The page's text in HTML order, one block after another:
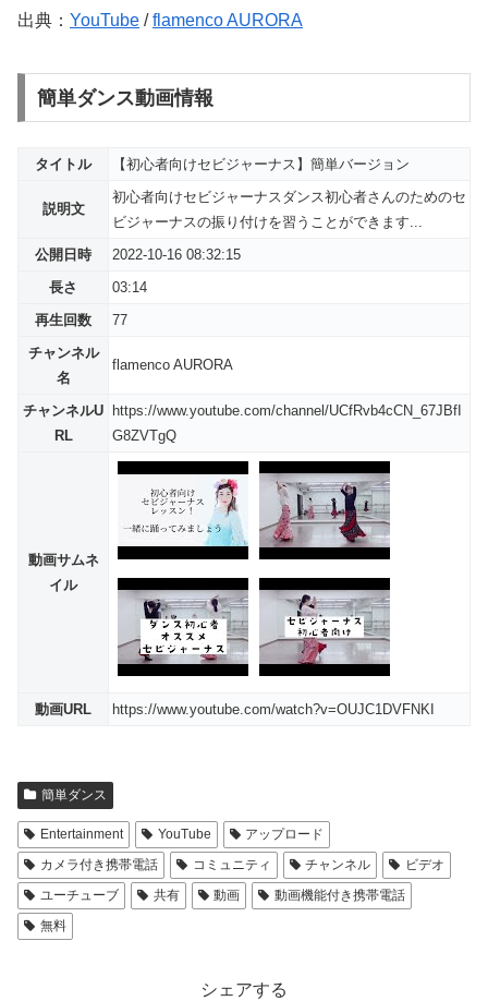
出典： YouTube /flamenco AURORA
簡単ダンス動画情報
タイトル 【初心者向けセビジャーナス】簡単バージョン
説明文
初心者向けセビジャーナスダンス初心者さんのためのセ
ビジャーナスの振り付けを習うことができます...
公開日時
2022-10-16 08:32:15
長さ
03:14
再生回数
77
チャンネル
名
flamenco AURORA
チャンネルU
RL
https://www.youtube.com/channel/UCfRvb4cCN_67JBfI
G8ZVTgQ
動画サムネ
イル
動画URL https://www.youtube.com/watch?v=OUJC1DVFNKI
簡単ダンス
Entertainment YouTube
アップロード
カメラ付き携帯電話
コミュニティ チャンネル
ビデオ
ユーチューブ
共有 動画
動画機能付き携帯電話
無料
シェアする